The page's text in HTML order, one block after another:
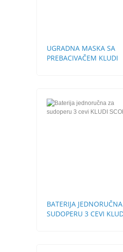
UGRADNA MASKA SA
PREBACIVAČEM KLUDI
BATERIJA
SUDOPERU 3 CEVI